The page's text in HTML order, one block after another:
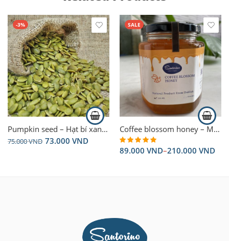
-3%
Pumpkin seed – Hạt bí xanh 250g
75.000VND 73.000 VND
SALE
Coffee blossom honey – Mật ong hoa cà phê 375ml
Rated5.00
89.000 VND–210.000 VND
1000ml
375ml